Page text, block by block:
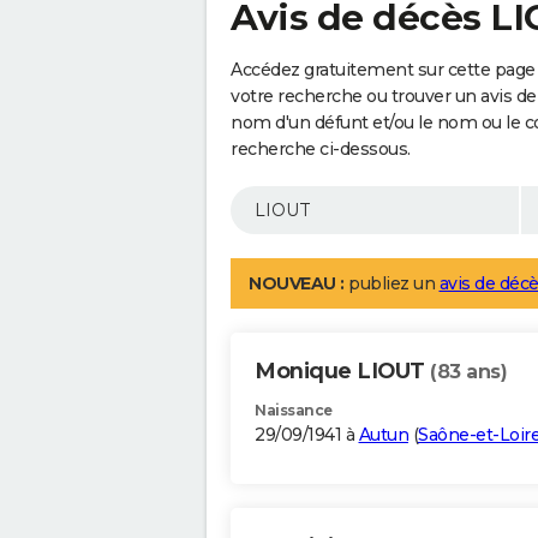
Avis de décès
Accédez gratuitement sur cette page
votre recherche ou trouver un avis
nom d'un défunt et/ou le nom ou le
recherche ci-dessous.
NOUVEAU : publiez un avis de
Monique LIOUT (83 ans)
Naissance
29/09/1941 à Autun (Saône-et-